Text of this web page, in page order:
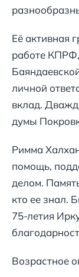
Её активная
работе КПРФ,
личной
вклад.
думы
Римма
помощь,
делом.
кто ее знал.
75-летия
Возрастное